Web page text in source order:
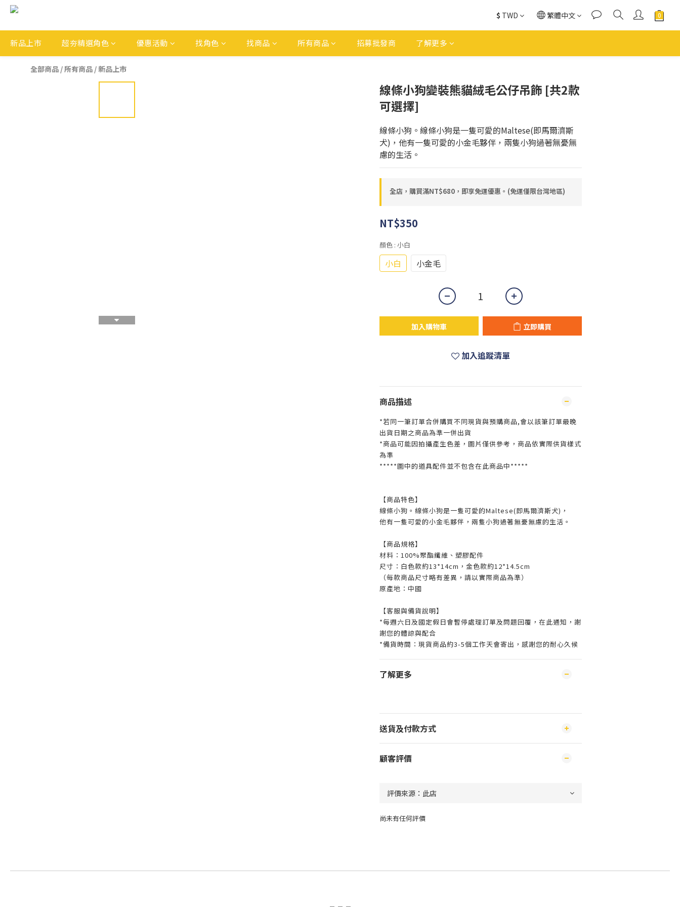
$ TWD 繁體中文
新品上市 超夯精選角色 優惠活動 找角色 找商品 所有商品 招募批發商 了解更多
全部商品 /所有商品 /新品上市
線條小狗變裝熊貓絨毛公仔吊飾 [共2款
可選擇]
線條小狗。線條小狗是一隻可愛的Maltese(即馬爾濟斯
犬)，他有一隻可愛的小金毛夥伴，兩隻小狗過著無憂無
慮的生活。
全店，購買滿NT$680，即享免運優惠。(免運僅限台灣地區)
NT$350
顏色 : 小白
小白 小金毛
加入購物車 立即購買
加入追蹤清單
商品描述
*若同一筆訂單合併購買不同現貨與預購商品,會以該筆訂單最晚
出貨日期之商品為準一併出貨
*商品可能因拍攝產生色差，圖片僅供參考，商品依實際供貨樣式
為準
*****圖中的道具配件並不包含在此商品中*****
【商品特色】
線條小狗。線條小狗是一隻可愛的Maltese(即馬爾濟斯犬)，
他有一隻可愛的小金毛夥伴，兩隻小狗過著無憂無慮的生活。
【商品規格】
材料： 100%聚酯纖維、塑膠配件
尺寸：白色款約13*14cm，金色款約12*14.5cm
（每款商品尺寸略有差異，請以實際商品為準）
原產地：中國
【客服與備貨說明】
*每週六日及國定假日會暫停處理訂單及問題回覆，在此通知，謝
謝您的體諒與配合
*備貨時間：現貨商品約3-5個工作天會寄出，感謝您的耐心久候
了解更多
送貨及付款方式
顧客評價
尚未有任何評價